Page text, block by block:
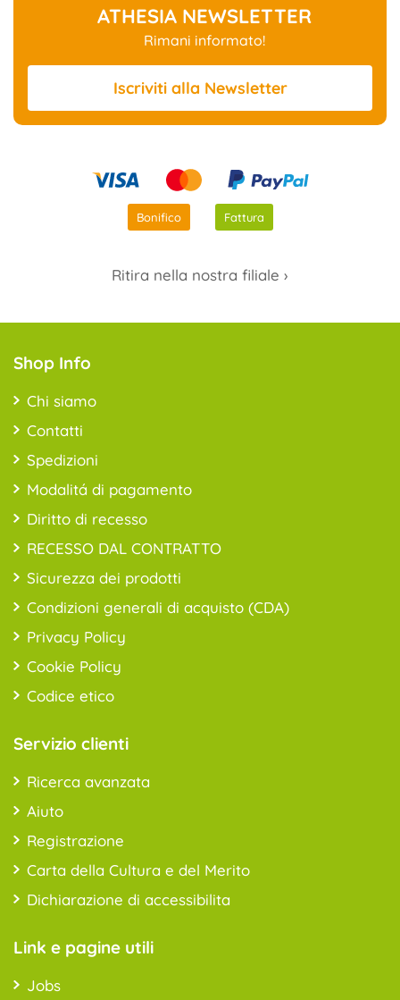
ATHESIA NEWSLETTER
Rimani informato!
Iscrivitialla Newsletter
Bonifico Fattura
Ritira nella nostra filiale ›
Shop Info
Chi siamo
Contatti
Spedizioni
Modalitá di pagamento
Diritto di recesso
RECESSO DAL CONTRATTO
Sicurezza dei prodotti
Condizioni generali di acquisto (CDA)
Privacy Policy
Cookie Policy
Codice etico
Servizio clienti
Ricerca avanzata
Aiuto
Registrazione
Carta della Cultura e del Merito
Dichiarazione di accessibilita
Link e pagine utili
Jobs